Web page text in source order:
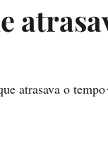
atrasava o